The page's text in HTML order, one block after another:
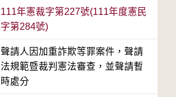
111年憲裁字第227號(111年度憲民
字第284號)
聲請人因加重詐欺等罪案件，聲請
法規範暨裁判憲法審查，並聲請暫
時處分